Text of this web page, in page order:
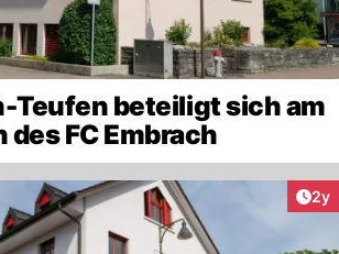
Teufen beteiligt sich am
FC Embrach
2y